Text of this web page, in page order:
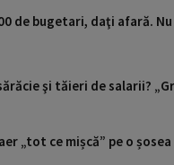
de bugetari, daţi afară.
şi tăieri de salarii?
„tot ce mișcă” pe o